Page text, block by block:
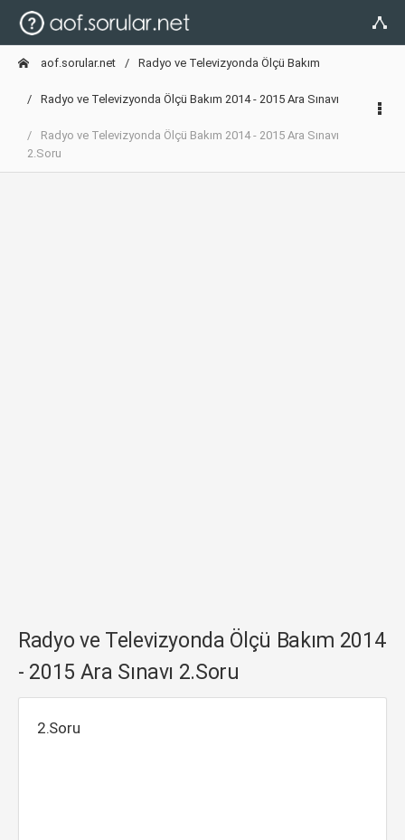
aof.sorular.net Radyo ve Televizyonda Ölçü Bakım
Radyo ve Televizyonda Ölçü Bakım 2014 - 2015 Ara Sınavı
Radyo ve Televizyonda Ölçü Bakım 2014 - 2015 Ara Sınavı
2.Soru
Radyo ve Televizyonda Ölçü Bakım 2014
- 2015 Ara Sınavı 2.Soru
2.Soru